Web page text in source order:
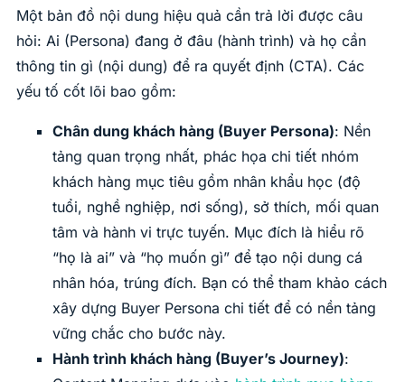
Một bản đồ nội dung hiệu quả cần trả lời được câu
hỏi: Ai (Persona) đang ở đâu (hành trình) và họ cần
thông tin gì (nội dung) để ra quyết định (CTA). Các
yếu tố cốt lõi bao gồm:
Chân dung khách hàng (Buyer Persona): Nền
tảng quan trọng nhất, phác họa chi tiết nhóm
khách hàng mục tiêu gồm nhân khẩu học (độ
tuổi, nghề nghiệp, nơi sống), sở thích, mối quan
tâm và hành vi trực tuyến. Mục đích là hiểu rõ
“họ là ai” và “họ muốn gì” để tạo nội dung cá
nhân hóa, trúng đích. Bạn có thể tham khảo cách
xây dựng Buyer Persona chi tiết để có nền tảng
vững chắc cho bước này.
Hành trình khách hàng (Buyer’s Journey):